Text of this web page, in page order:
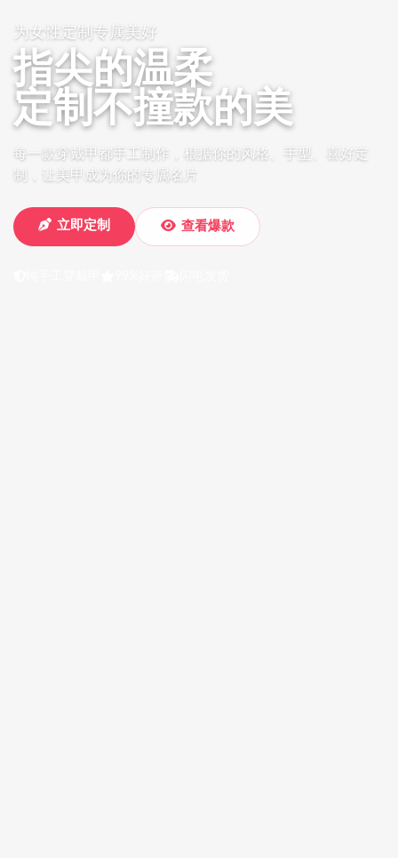
为女性定制专属美好
指尖的温柔
定制不撞款的美
每一款穿戴甲都手工制作，根据你的风格、手型、喜好定
制，让美甲成为你的专属名片
立即定制 查看爆款